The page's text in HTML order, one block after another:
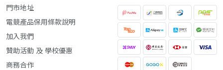
門市地址
電競產品保用條款說明
加入我們
贊助活動 及 學校優惠
商務合作